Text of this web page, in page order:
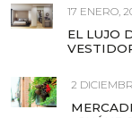
17 ENERO,
EL LUJO
2